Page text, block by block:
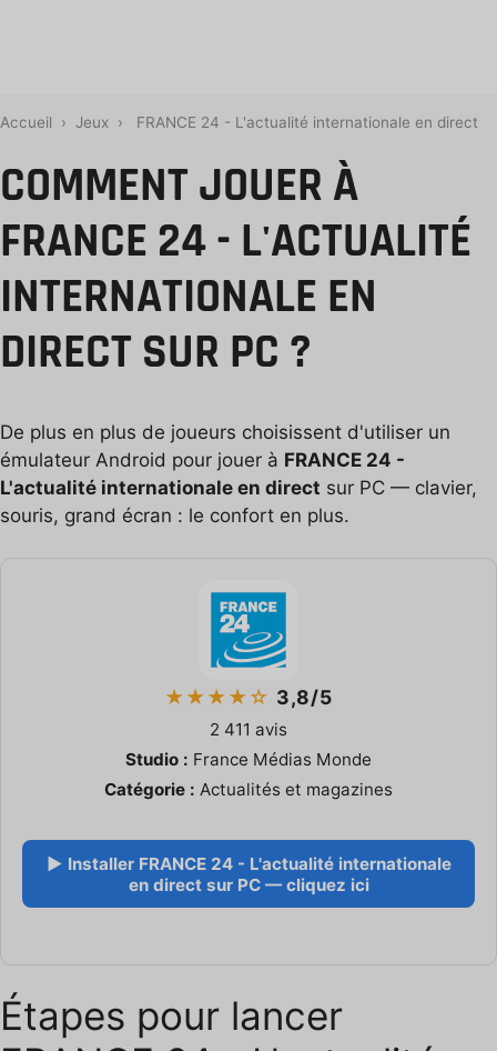
Accueil › Jeux › FRANCE 24 - L'actualité internationale en direct
COMMENT JOUER À
FRANCE 24 - L'ACTUALITÉ
INTERNATIONALE EN
DIRECT SUR PC ?
De plus en plus de joueurs choisissent d'utiliser un
émulateur Android pour jouer à FRANCE 24 -
L'actualité internationale en direct sur PC — clavier,
souris, grand écran : le confort en plus.
★★★★☆ 3,8/5
2 411 avis
Studio : France Médias Monde
Catégorie : Actualités et magazines
▶ Installer FRANCE 24 - L'actualité internationale
en direct sur PC — cliquez ici
Étapes pour lancer